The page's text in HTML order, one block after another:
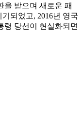
을 받으며 새로운 패
되었고, 2016년 영국
령 당선이 현실화되면